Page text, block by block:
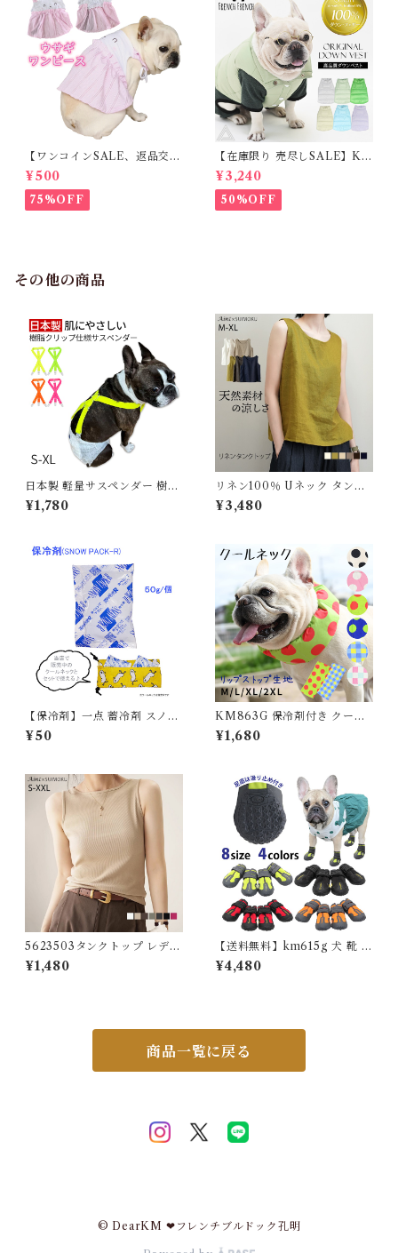
【ワンコインSALE、返品交換
不可】KM171SK フレンチブ
ルドック 犬服 女の子 ピンク
スカート
¥500
75%OFF
【在庫限り 売尽しSALE】K
M952Tダウンベスト 100%ダ
ウン・フェザー 犬 犬服 ダウン
ジャケット ベスト フレンチブ
ルドッグ 冬服 極暖 暖かい 可
¥3,240
50%OFF
その他の商品
日本製 軽量サスペンダー 樹脂
クリップ 犬用 高品質 猫用 お
むつ固定 ずれ防止 金属不使用
にくい フレンチブルドック 2
点 3点留め 2WAY マナーパン
ツ 可愛い【KM420G / 樹脂ク
リップ・通常ゴム・幅2cm】
¥1,780
リネン100％ Uネック タンク
トップ ノースリーブ トップス
レディース 胸二重 リネン 麻
ナチュラル ゆったり M L XL
562482537 スイモク【水沐良
¥3,480
【保冷剤】一点 蓄冷剤 スノー
パック 50g ペットクールネッ
ク用
¥50
KM863G 保冷剤付き クール
ネック 犬 リップストップナイ
ロン生地 撥水加工 汚れにくい
ルミ フレンチブルドック 4層
構造使用 フレブル クールスヌ
ード 水玉 熱中症予防 小型犬
中型犬 大型犬 ITEM066
¥1,680
5623503タンクトップ レディ
ース ノースリーブ ボートネッ
ク 下着 肌着 婦人 インナー ト
型カバー 春 夏 秋 冬 5623503
¥1,480
【送料無料】km615g 犬 靴 犬
靴 脱げない マジックテープ ド
ッグシューズ シューズ 散歩 夏
¥4,480
商品一覧に戻る
© DearKM ❤︎フレンチブルドック孔明